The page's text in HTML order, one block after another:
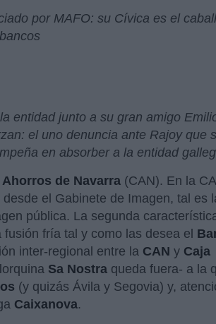
por MAFO: su Cívica es el
entidad junto a su gran amigo
el uno denuncia ante Rajoy que
en absorber a la entidad
Ahorros de Navarra (CAN). En la
el Gabinete de Imagen, tal es
pública. La segunda
fría tal y como las desea el
inter-regional entre la CAN y Caja
Sa Nostra queda fuera- a la
(y quizás Ávila y Segovia) y,
Caixanova.